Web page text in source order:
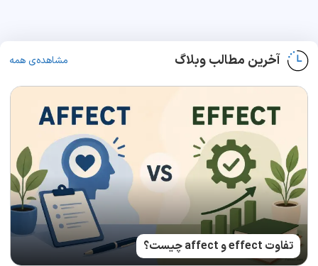
آخرین مطالب وبلاگ مشاهده‌ی همه
تفاوت effect و affect چیست؟